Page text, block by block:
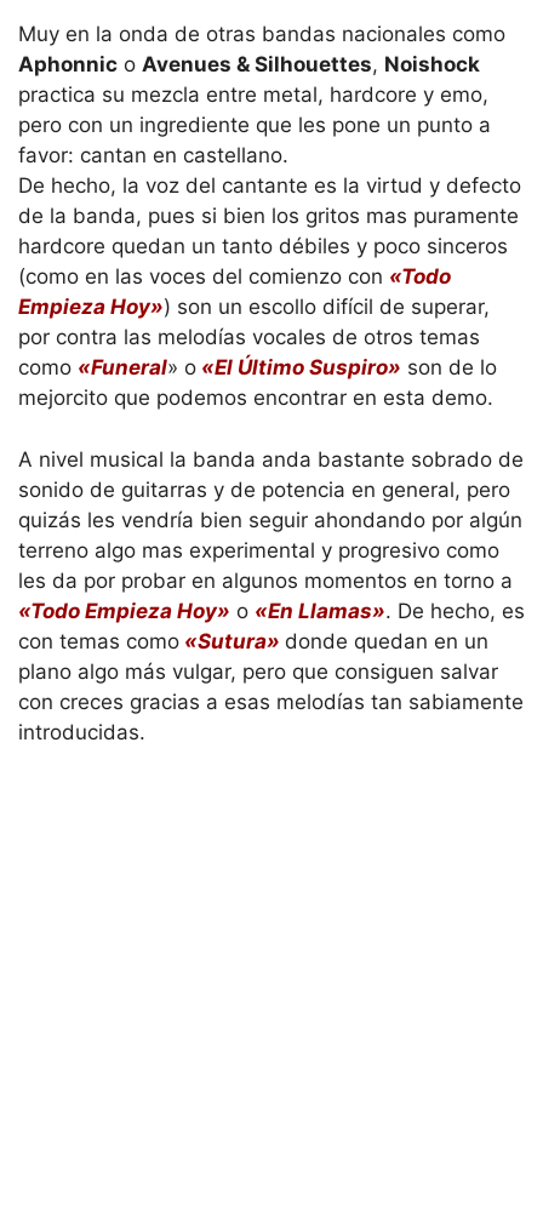
Muy en la onda de otras bandas nacionales como
Aphonnic o Avenues & Silhouettes, Noishock
practica su mezcla entre metal, hardcore y emo,
pero con un ingrediente que les pone un punto a
favor: cantan en castellano.
De hecho, la voz del cantante es la virtud y defecto
de la banda, pues si bien los gritos mas puramente
hardcore quedan un tanto débiles y poco sinceros
(como en las voces del comienzo con «Todo
Empieza Hoy») son un escollo difícil de superar,
por contra las melodías vocales de otros temas
como «Funeral» o «El Último Suspiro» son de lo
mejorcito que podemos encontrar en esta demo.
A nivel musical la banda anda bastante sobrado de
sonido de guitarras y de potencia en general, pero
quizás les vendría bien seguir ahondando por algún
terreno algo mas experimental y progresivo como
les da por probar en algunos momentos en torno a
«Todo Empieza Hoy» o «En Llamas». De hecho, es
con temas como «Sutura» donde quedan en un
plano algo más vulgar, pero que consiguen salvar
con creces gracias a esas melodías tan sabiamente
introducidas.